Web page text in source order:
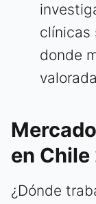
clínicas
donde
en
¿Dónde